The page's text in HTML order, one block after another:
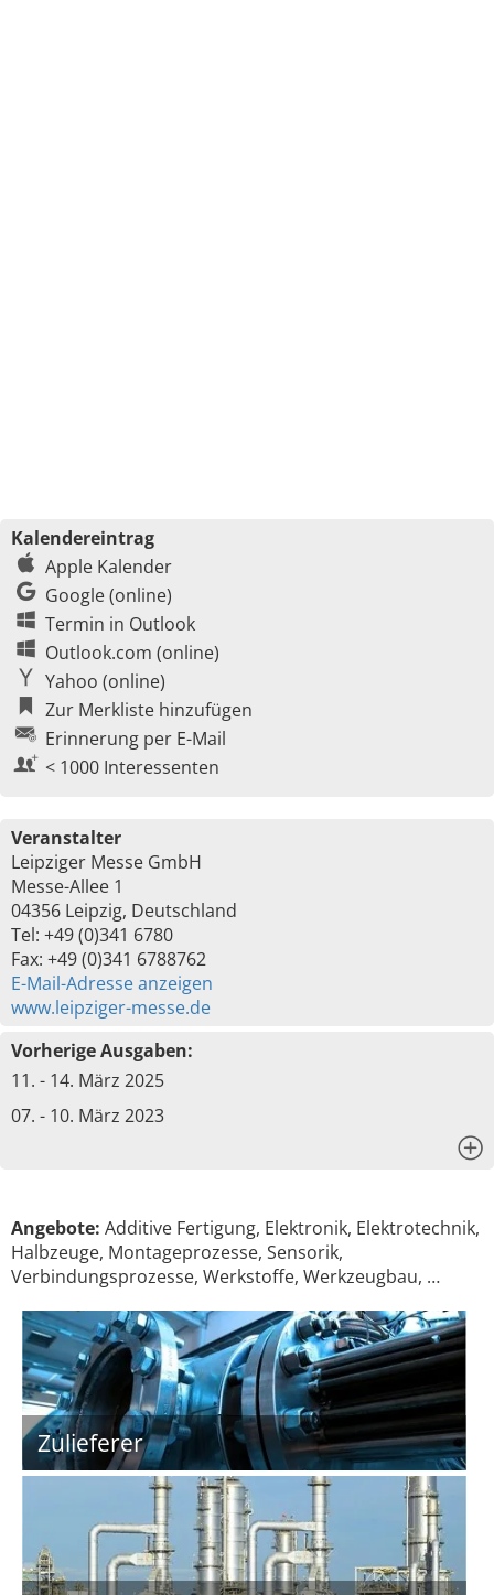
Kalendereintrag
Apple Kalender
Google (online)
Termin in Outlook
Outlook.com (online)
Yahoo (online)
Zur Merkliste hinzufügen
Erinnerung per E-Mail
< 1000 Interessenten
Veranstalter
Leipziger Messe GmbH
Messe-Allee 1
04356 Leipzig, Deutschland
Tel: +49 (0)341 6780
Fax: +49 (0)341 6788762
E-Mail-Adresse anzeigen
www.leipziger-messe.de
Vorherige Ausgaben:
11. - 14. März 2025
07. - 10. März 2023
Angebote: Additive Fertigung, Elektronik, Elektrotechnik,
Halbzeuge, Montageprozesse, Sensorik,
Verbindungsprozesse, Werkstoffe, Werkzeugbau, …
Zulieferer